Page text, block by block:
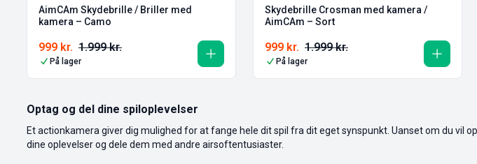
AimCAm Skydebrille / Briller med
kamera – Camo
1.999kr.
999 kr.
På lager
Skydebrille Crosman med kamera /
AimCAm – Sort
1.999kr.
999 kr.
På lager
Optag og del dine spiloplevelser
Et actionkamera giver dig mulighed for at fange hele dit spil fra dit eget synspunkt. Uanset om du
dine oplevelser og dele dem med andre airsoftentusiaster.